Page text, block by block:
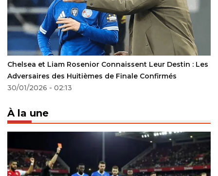
Chelsea et Liam Rosenior Connaissent Leur Destin : Les
Adversaires des Huitièmes de Finale Confirmés
30/01/2026 - 02:13
À la une